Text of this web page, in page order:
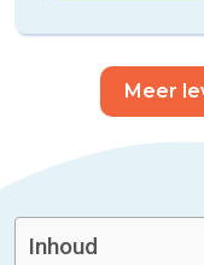
Meer
Inhoud